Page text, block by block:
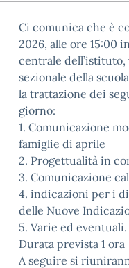
Ci comunica che è
2026, alle ore 15:00
centrale
sezionale della
la trattazione dei
giorno:
1. Comunicazione
famiglie di aprile
2. Progettualità in
3. Comunicazione
4. indicazioni per i
delle Nuove
5. Varie ed eventuali.
Durata prevista 1 ora
A seguire si